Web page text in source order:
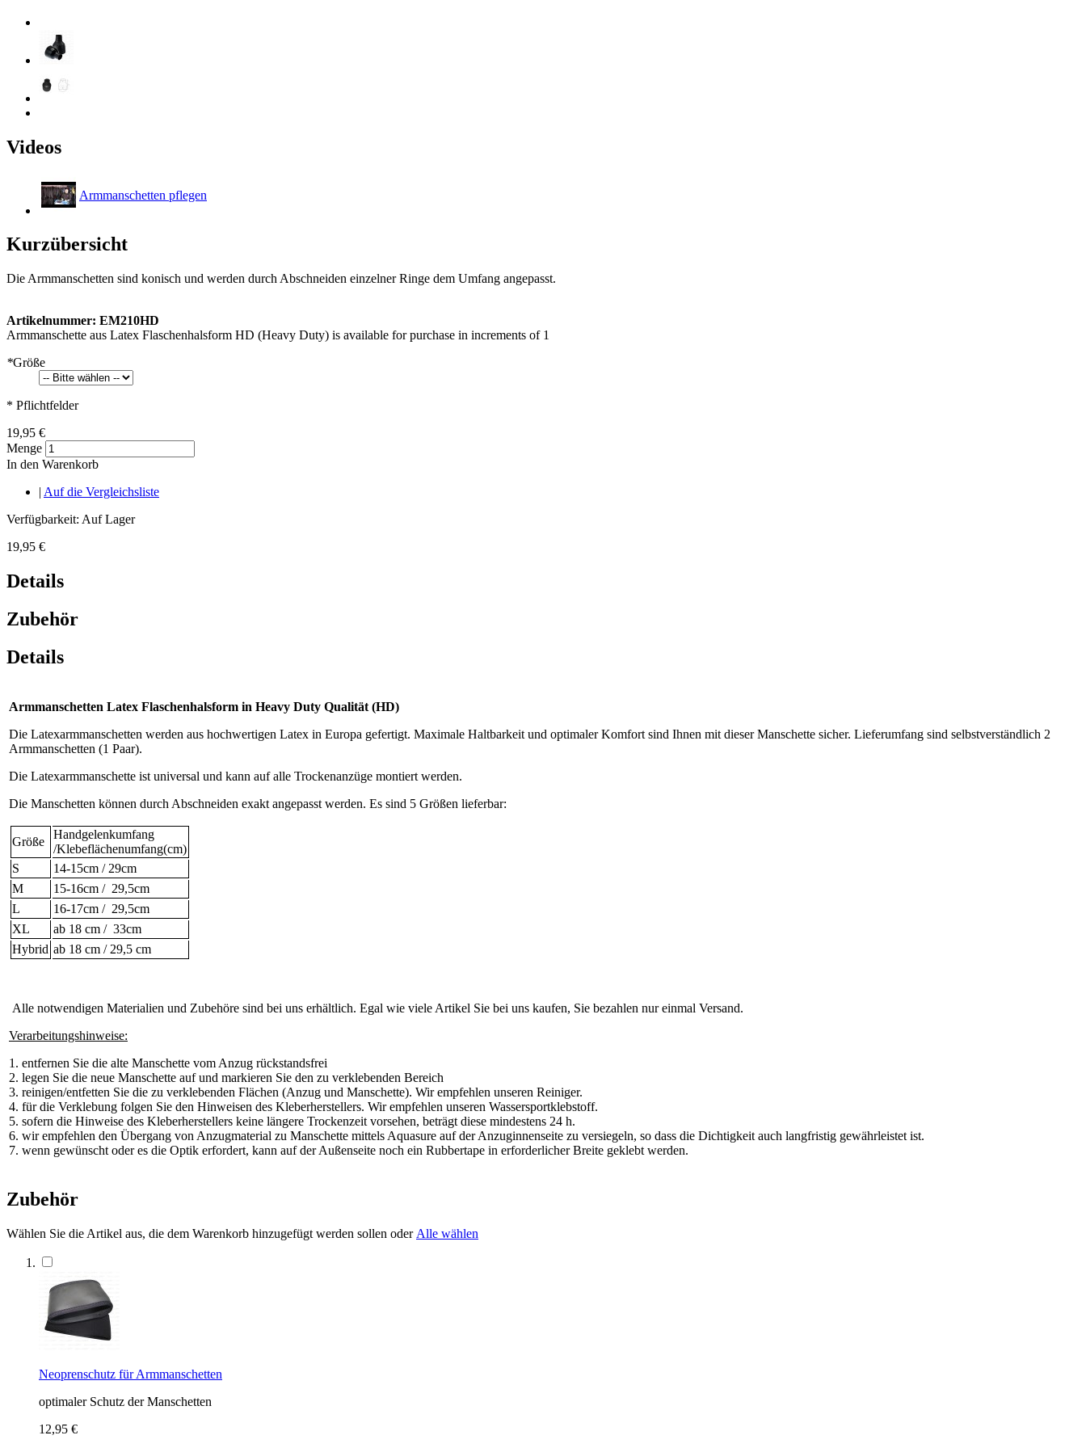
Videos
Armmanschetten pflegen
Kurzübersicht
Die Armmanschetten sind konisch und werden durch Abschneiden einzelner Ringe dem Umfang angepasst.
Artikelnummer: EM210HD
Armmanschette aus Latex Flaschenhalsform HD (Heavy Duty) is available for purchase in increments of 1
*Größe
* Pflichtfelder
19,95 €
Menge
In den Warenkorb
| Auf die Vergleichsliste
Verfügbarkeit: Auf Lager
19,95 €
Details
Zubehör
Details
Armmanschetten Latex Flaschenhalsform in Heavy Duty Qualität (HD)
Die Latexarmmanschetten werden aus hochwertigen Latex in Europa gefertigt. Maximale Haltbarkeit und optimaler Komfort sind Ihnen mit dieser Manschette sicher. Lieferumfang sind selbstverständlich 2
Armmanschetten (1 Paar).
Die Latexarmmanschette ist universal und kann auf alle Trockenanzüge montiert werden.
Die Manschetten können durch Abschneiden exakt angepasst werden. Es sind 5 Größen lieferbar:
Größe
Handgelenkumfang
/Klebeflächenumfang(cm)
S
14-15cm / 29cm
M
15-16cm / 29,5cm
L
16-17cm / 29,5cm
XL
ab 18 cm / 33cm
Hybrid ab 18 cm / 29,5 cm
Alle notwendigen Materialien und Zubehöre sind bei uns erhältlich. Egal wie viele Artikel Sie bei uns kaufen, Sie bezahlen nur einmal Versand.
Verarbeitungshinweise:
1. entfernen Sie die alte Manschette vom Anzug rückstandsfrei
2. legen Sie die neue Manschette auf und markieren Sie den zu verklebenden Bereich
3. reinigen/entfetten Sie die zu verklebenden Flächen (Anzug und Manschette). Wir empfehlen unseren Reiniger.
4. für die Verklebung folgen Sie den Hinweisen des Kleberherstellers. Wir empfehlen unseren Wassersportklebstoff.
5. sofern die Hinweise des Kleberherstellers keine längere Trockenzeit vorsehen, beträgt diese mindestens 24 h.
6. wir empfehlen den Übergang von Anzugmaterial zu Manschette mittels Aquasure auf der Anzuginnenseite zu versiegeln, so dass die Dichtigkeit auch langfristig gewährleistet ist.
7. wenn gewünscht oder es die Optik erfordert, kann auf der Außenseite noch ein Rubbertape in erforderlicher Breite geklebt werden.
Zubehör
Wählen Sie die Artikel aus, die dem Warenkorb hinzugefügt werden sollen oder Alle wählen
Neoprenschutz für Armmanschetten
optimaler Schutz der Manschetten
12,95 €